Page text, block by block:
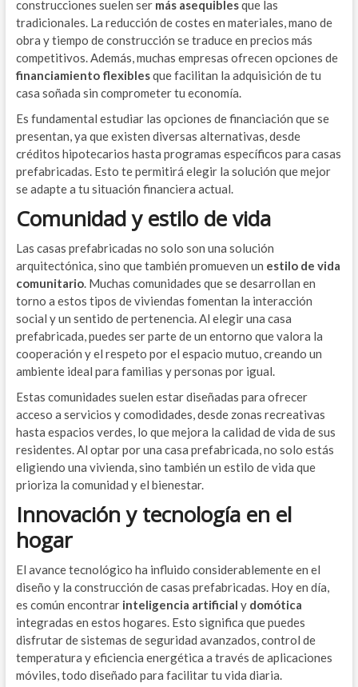
construcciones suelen ser más asequiblesque las
tradicionales. La reducción de costes en materiales, mano de
obra y tiempo de construcción se traduce en precios más
competitivos. Además, muchas empresas ofrecen opciones de
financiamiento flexiblesque facilitan la adquisición de tu
casa soñada sin comprometer tu economía.
Es fundamental estudiar las opciones de financiación que se
presentan, ya que existen diversas alternativas, desde
créditos hipotecarios hasta programas específicos para casas
prefabricadas. Esto te permitirá elegir la solución que mejor
se adapte a tu situación financiera actual.
Comunidad y estilo de vida
Las casas prefabricadas no solo son una solución
arquitectónica, sino que también promueven un estilo de vida
comunitario. Muchas comunidades que se desarrollan en
torno a estos tipos de viviendas fomentan la interacción
social y un sentido de pertenencia. Al elegir una casa
prefabricada, puedes ser parte de un entorno que valora la
cooperación y el respeto por el espacio mutuo, creando un
ambiente ideal para familias y personas por igual.
Estas comunidades suelen estar diseñadas para ofrecer
acceso a servicios y comodidades, desde zonas recreativas
hasta espacios verdes, lo que mejora la calidad de vida de sus
residentes. Al optar por una casa prefabricada, no solo estás
eligiendo una vivienda, sino también un estilo de vida que
prioriza la comunidad y el bienestar.
Innovación y tecnología en el
hogar
El avance tecnológico ha influido considerablemente en el
diseño y la construcción de casas prefabricadas. Hoy en día,
es común encontrar inteligencia artificial y domótica
integradas en estos hogares. Esto significa que puedes
disfrutar de sistemas de seguridad avanzados, control de
temperatura y eficiencia energética a través de aplicaciones
móviles, todo diseñado para facilitar tu vida diaria.